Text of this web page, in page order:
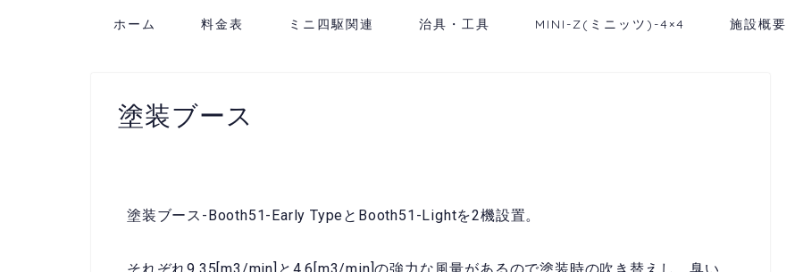
ホーム 料金表 ミニ四駆関連 治具・工具 MINI-Z(ミニッツ)-4×4 施設概要
塗装ブース
塗装ブース-Booth51-Early TypeとBooth51-Lightを2機設置。